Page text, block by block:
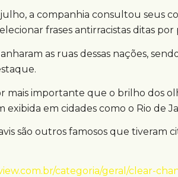
a companhia consultou seus
frases antirracistas ditas por
as ruas dessas nações,
mais importante que o brilho dos
em cidades como o Rio de
são outros famosos que tiveram
categoria/geral/clear-